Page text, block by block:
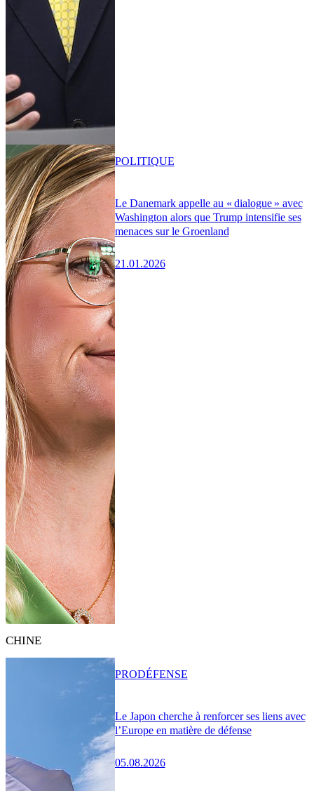
Le Danemark appelle au « dialogue » avec
Washington alors que Trump intensifie ses
menaces sur le Groenland
21.01.2026
POLITIQUE
CHINE
Le Japon cherche à renforcer ses liens avec
l’Europe en matière de défense
05.08.2026
PRODÉFENSE